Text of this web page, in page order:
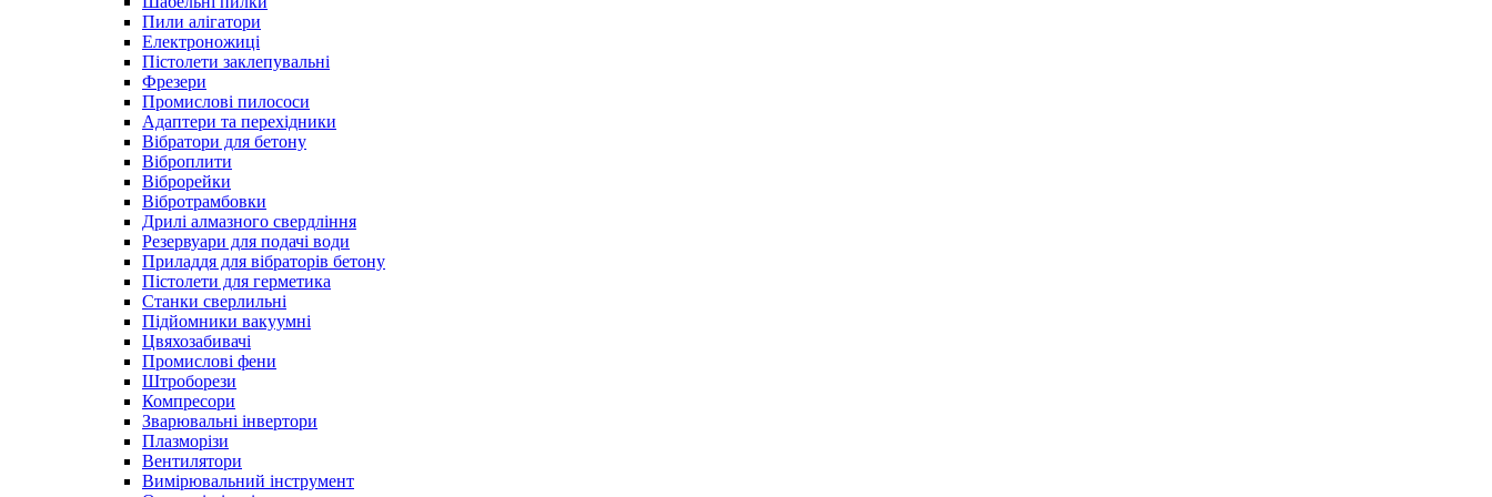
Пили алігатори
Електроножиці
Пістолети заклепувальні
Фрезери
Промислові пилососи
Адаптери та перехідники
Вібратори для бетону
Віброплити
Віброрейки
Вібротрамбовки
Дрилі алмазного свердління
Резервуари для подачі води
Приладдя для вібраторів бетону
Пістолети для герметика
Станки сверлильні
Підйомники вакуумні
Цвяхозабивачі
Промислові фени
Штроборези
Компресори
Зварювальні інвертори
Плазморізи
Вентилятори
Вимірювальний інструмент